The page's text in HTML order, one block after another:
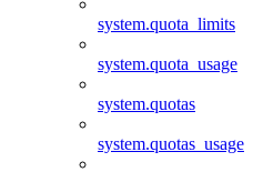
system.quota_limits
system.quota_usage
system.quotas
system.quotas_usage